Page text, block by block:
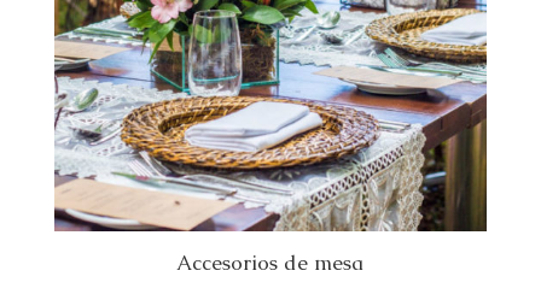
Accesorios de mesa